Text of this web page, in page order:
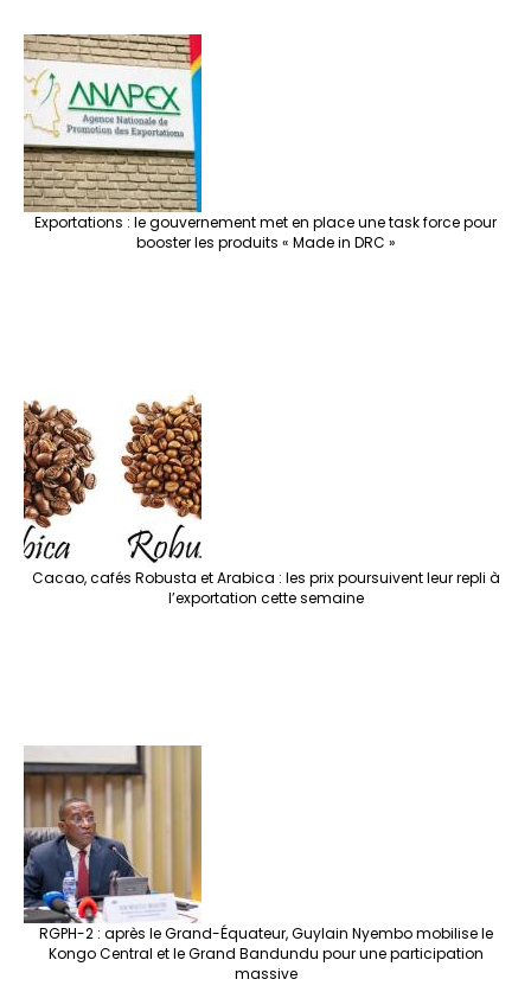
Exportations : le gouvernement met en place une task force pour
booster les produits « Made in DRC »
Cacao, cafés Robusta et Arabica : les prix poursuivent leur repli à
l’exportation cette semaine
RGPH-2 : après le Grand-Équateur, Guylain Nyembo mobilise le
Kongo Central et le Grand Bandundu pour une participation
massive